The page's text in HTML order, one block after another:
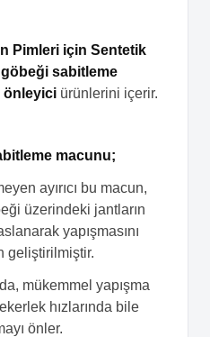
Pimleri için Sentetik
sabitleme
önleyiciürünlerini içerir.
macunu;
ayırıcı bu macun,
üzerindeki jantların
yapışmasını
geliştirilmiştir.
mükemmel yapışma
hızlarında bile
önler.